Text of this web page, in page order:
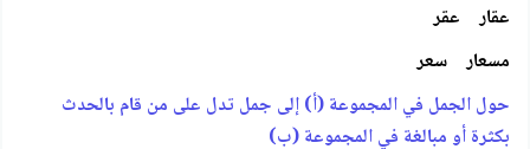
عقار عقر
مسعار سعر
حول الجمل في المجموعة (أ) إلى جمل تدل على من قام بالحدث
بكثرة أو مبالغة في المجموعة (ب)